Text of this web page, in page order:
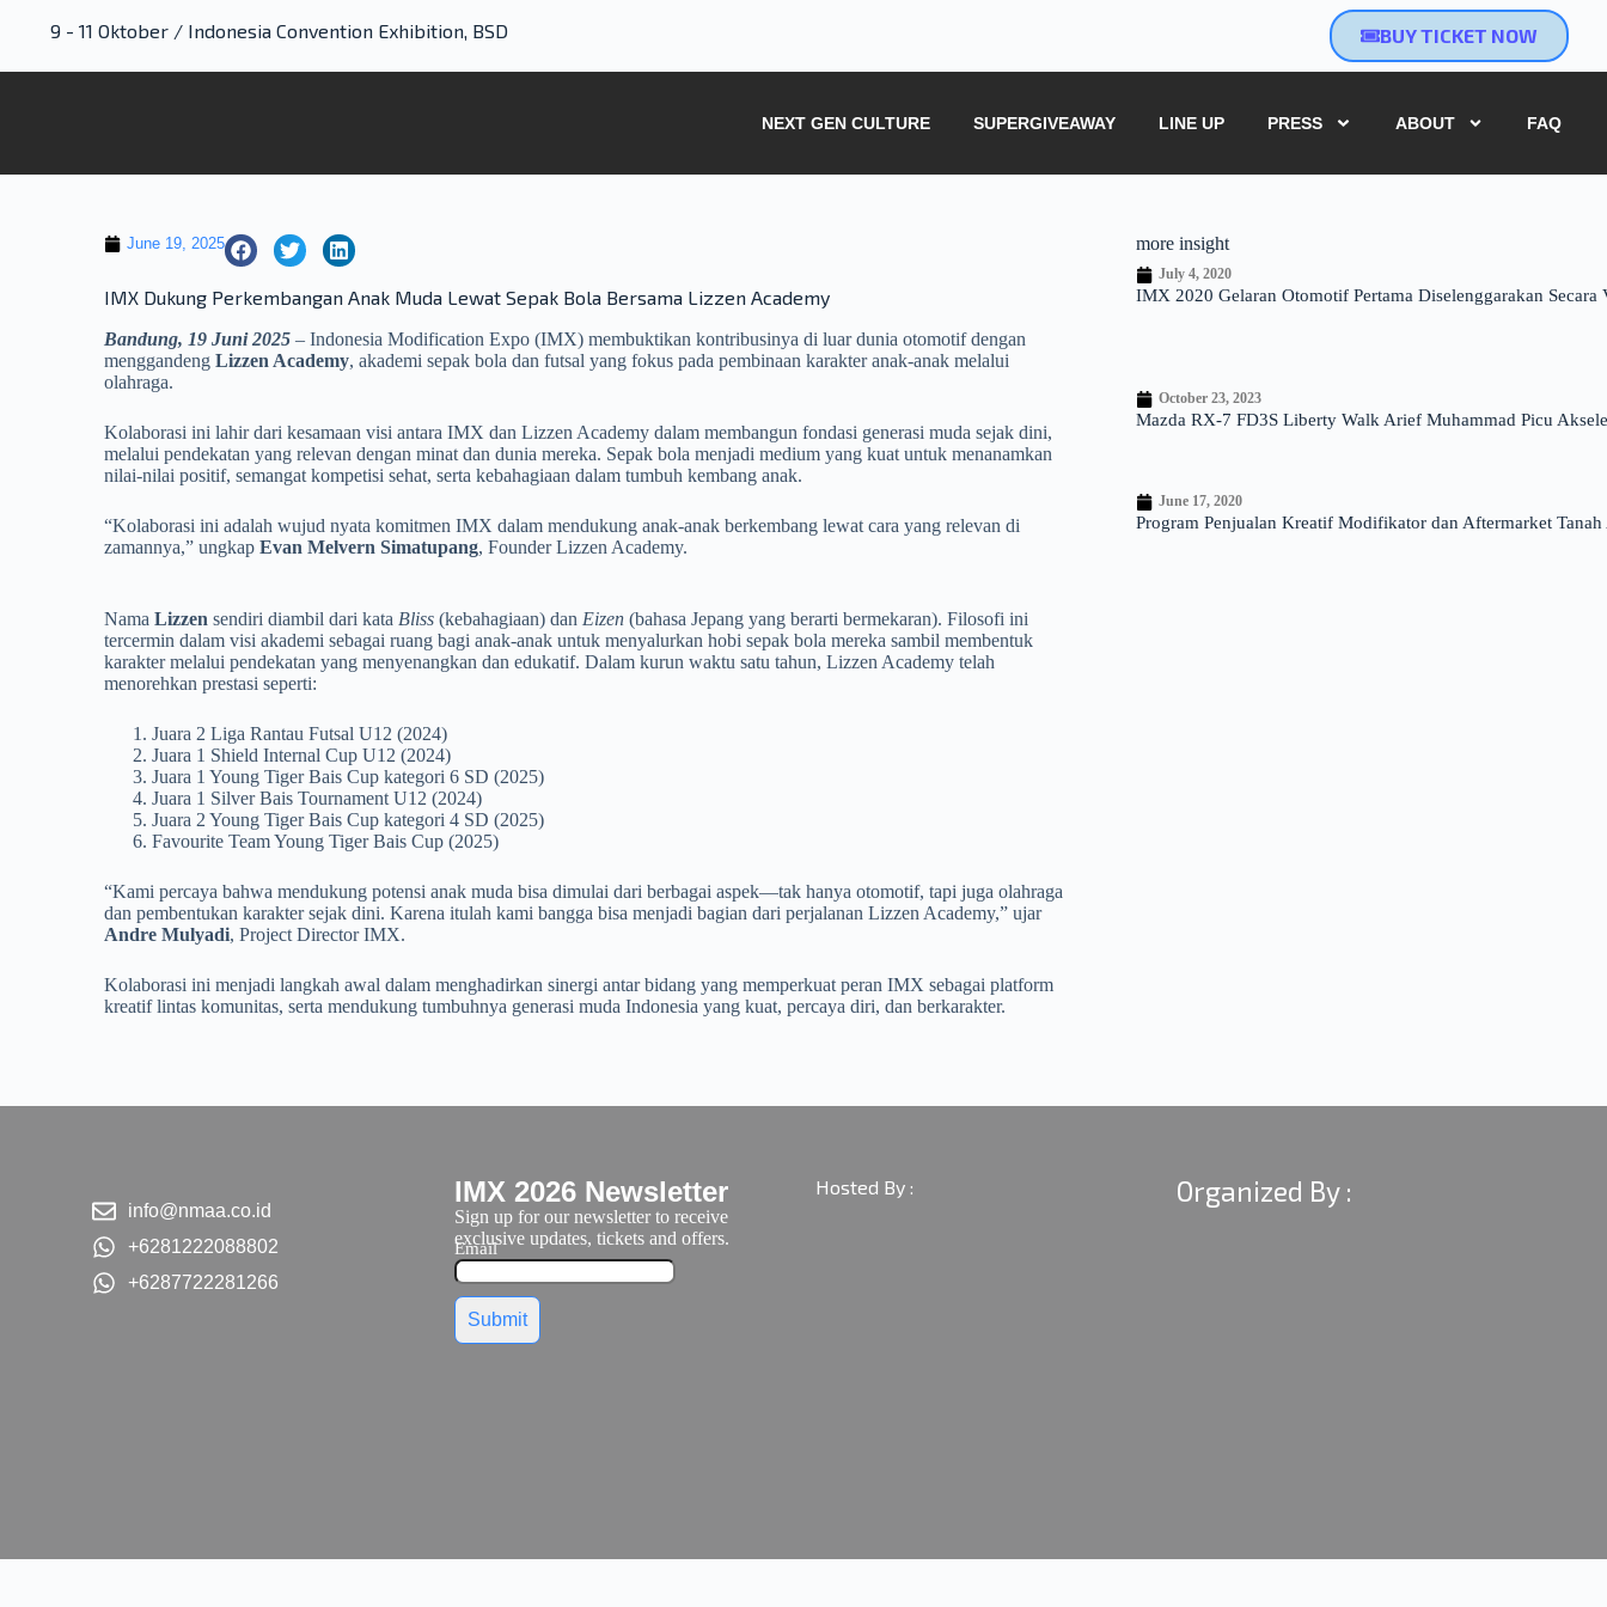
9 - 11 Oktober / Indonesia Convention Exhibition, BSD BUY TICKET NOW
NEXT GEN CULTURE SUPERGIVEAWAY LINE UP PRESS ABOUT FAQ
June 19, 2025
IMX Dukung Perkembangan Anak Muda Lewat Sepak Bola Bersama Lizzen Academy
Bandung, 19 Juni 2025 – Indonesia Modification Expo (IMX) membuktikan kontribusinya di luar dunia otomotif dengan
menggandengLizzen Academy, akademi sepak bola dan futsal yang fokus pada pembinaan karakter anak-anak melalui
olahraga.
Kolaborasi ini lahir dari kesamaan visi antara IMX dan Lizzen Academy dalam membangun fondasi generasi muda sejak dini,
melalui pendekatan yang relevan dengan minat dan dunia mereka. Sepak bola menjadi medium yang kuat untuk menanamkan
nilai-nilai positif, semangat kompetisi sehat, serta kebahagiaan dalam tumbuh kembang anak.
“Kolaborasi ini adalah wujud nyata komitmen IMX dalam mendukung anak-anak berkembang lewat cara yang relevan di
zamannya,” ungkapEvan Melvern Simatupang, Founder Lizzen Academy.
NamaLizzen sendiri diambil dari kata Bliss (kebahagiaan) dan Eizen (bahasa Jepang yang berarti bermekaran). Filosofi ini
tercermin dalam visi akademi sebagai ruang bagi anak-anak untuk menyalurkan hobi sepak bola mereka sambil membentuk
karakter melalui pendekatan yang menyenangkan dan edukatif. Dalam kurun waktu satu tahun, Lizzen Academy telah
menorehkan prestasi seperti:
Juara 2 Liga Rantau Futsal U12 (2024)
Juara 1 Shield Internal Cup U12 (2024)
Juara 1 Young Tiger Bais Cup kategori 6 SD (2025)
Juara 1 Silver Bais Tournament U12 (2024)
Juara 2 Young Tiger Bais Cup kategori 4 SD (2025)
Favourite Team Young Tiger Bais Cup (2025)
“Kami percaya bahwa mendukung potensi anak muda bisa dimulai dari berbagai aspek—tak hanya otomotif, tapi juga olahraga
dan pembentukan karakter sejak dini. Karena itulah kami bangga bisa menjadi bagian dari perjalanan Lizzen Academy,” ujar
Andre Mulyadi, Project Director IMX.
Kolaborasi ini menjadi langkah awal dalam menghadirkan sinergi antar bidang yang memperkuat peran IMX sebagai platform
kreatif lintas komunitas, serta mendukung tumbuhnya generasi muda Indonesia yang kuat, percaya diri, dan berkarakter.
more insight
July 4, 2020
IMX 2020 Gelaran Otomotif Pertama Diselenggarakan Secara
October 23, 2023
Mazda RX-7 FD3S Liberty Walk Arief Muhammad Picu
June 17, 2020
Program Penjualan Kreatif Modifikator dan Aftermarket
info@nmaa.co.id
+6281222088802
+6287722281266
IMX 2026 Newsletter
Sign up for our newsletter to receive
exclusive updates, tickets and offers.
Email
Submit
Hosted By : Organized By :